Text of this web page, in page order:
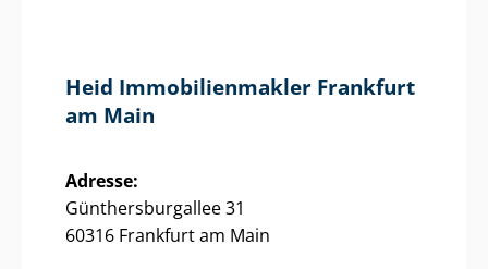
Heid Im­mo­bi­li­en­mak­ler Frankfurt
am Main
Adresse:
Gün­thers­bur­g­al­lee 31
60316 Frankfurt am Main